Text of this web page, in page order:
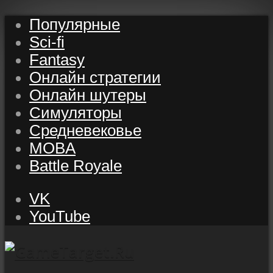
Популярные
Sci-fi
Fantasy
Онлайн стратегии
Онлайн шутеры
Симуляторы
Средневековье
MOBA
Battle Royale
VK
YouTube